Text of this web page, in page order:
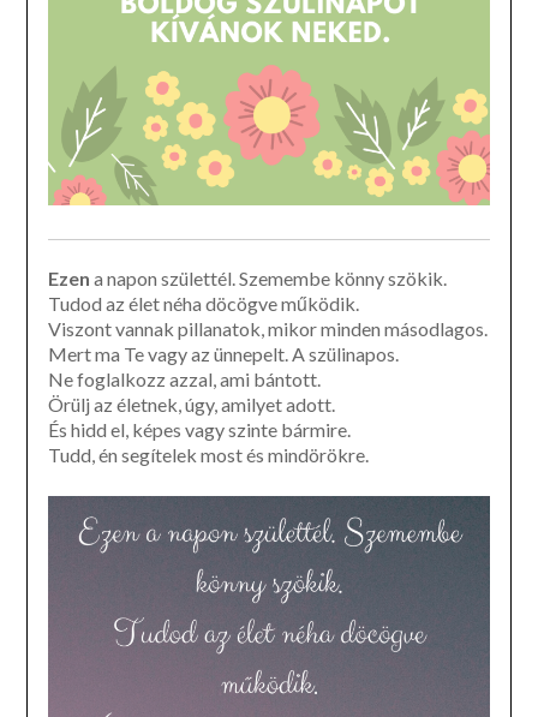
Ezen a napon születtél. Szemembe könny szökik.
Tudod az élet néha döcögve működik.
Viszont vannak pillanatok, mikor minden másodlagos.
Mert ma Te vagy az ünnepelt. A szülinapos.
Ne foglalkozz azzal, ami bántott.
Örülj az életnek, úgy, amilyet adott.
És hidd el, képes vagy szinte bármire.
Tudd, én segítelek most és mindörökre.